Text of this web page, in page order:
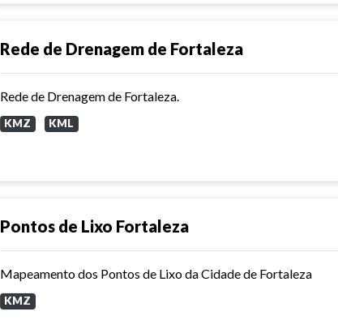
Rede de Drenagem de Fortaleza
Rede de Drenagem de Fortaleza.
KMZ KML
Pontos de Lixo Fortaleza
Mapeamento dos Pontos de Lixo da Cidade de Fortaleza
KMZ